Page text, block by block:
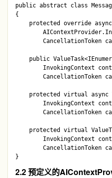
public abstract class
{
protected override
CancellationToken
public
InvokingContext
CancellationToken
protected virtual async
InvokingContext
CancellationToken
protected virtual
InvokingContext
CancellationToken
2.2 预定义的